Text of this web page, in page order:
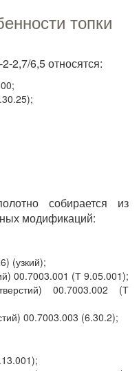
топки
2,7/6,5 относятся:
собирается из
модификаций:
(узкий);
00.7003.001 (Т 9.05.001);
00.7003.002 (Т
00.7003.003 (6.30.2);